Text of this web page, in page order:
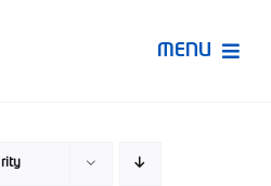
MENU